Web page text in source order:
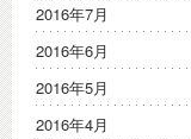
2016年7月
2016年6月
2016年5月
2016年4月